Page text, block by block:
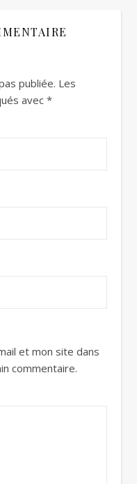
publiée. Les
avec *
et mon site dans
commentaire.